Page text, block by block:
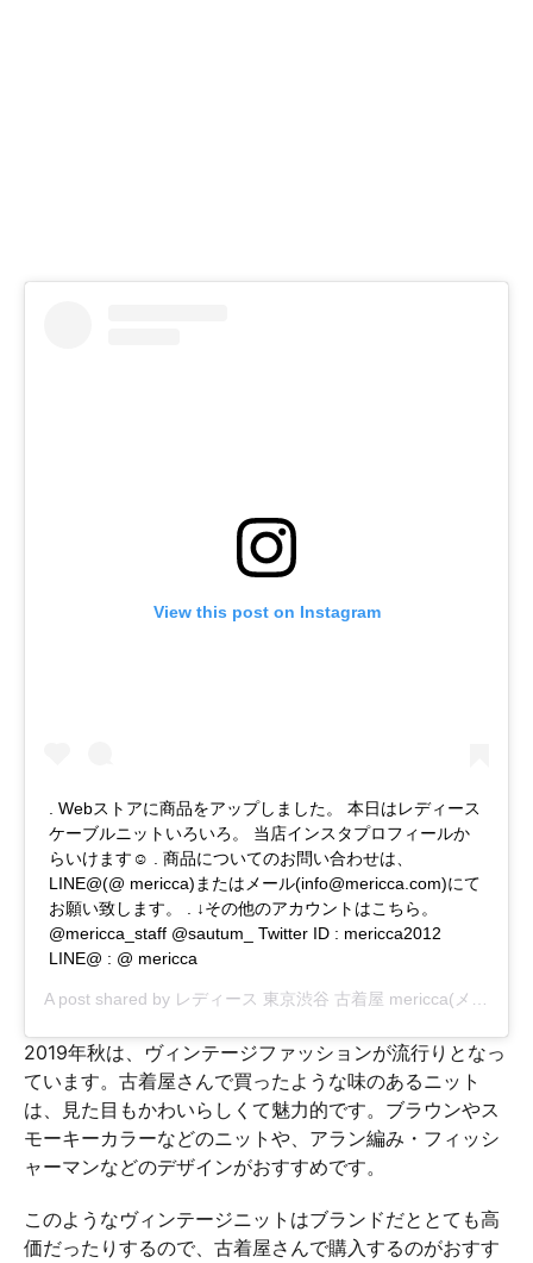
View this post on Instagram
. Webストアに商品をアップしました。 本日はレディース
ケーブルニットいろいろ。 当店インスタプロフィールか
らいけます☺︎ . 商品についてのお問い合わせは、
LINE@(@ mericca)またはメール(info@mericca.com)にて
お願い致します。 . ↓その他のアカウントはこちら。
@mericca_staff @sautum_ Twitter ID : mericca2012
LINE@ : @ mericca
A post shared by レディース 東京渋谷 古着屋 mericca(メリッカ)
2019年秋は、ヴィンテージファッションが流行りとなっ
ています。古着屋さんで買ったような味のあるニット
は、見た目もかわいらしくて魅力的です。ブラウンやス
モーキーカラーなどのニットや、アラン編み・フィッシ
ャーマンなどのデザインがおすすめです。
このようなヴィンテージニットはブランドだととても高
価だったりするので、古着屋さんで購入するのがおすす